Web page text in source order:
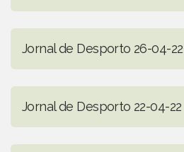
Jornal de Desporto 26-04-22
Jornal de Desporto 22-04-22